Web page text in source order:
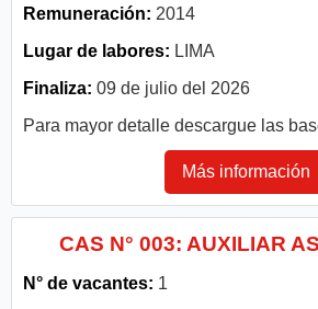
Remuneración: 2014
Lugar de labores: LIMA
Finaliza: 09 de julio del 2026
Para mayor detalle descargue las
Más información
CAS N° 003: AUXILIAR
N° de vacantes: 1